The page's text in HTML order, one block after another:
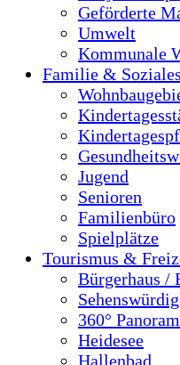
Geförderte
Umwelt
Kommunale
Familie & Soziales
Jugend
Senioren
Familienbüro
Spielplätze
Tourismus &
Bürgerhaus /
360°
Heidesee
Hallenbad